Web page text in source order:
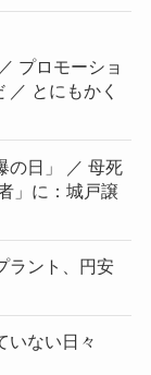
プロモーショ
とにもかく
の日」 ／ 母死
」に：城戸譲
ラント、円安
いない日々